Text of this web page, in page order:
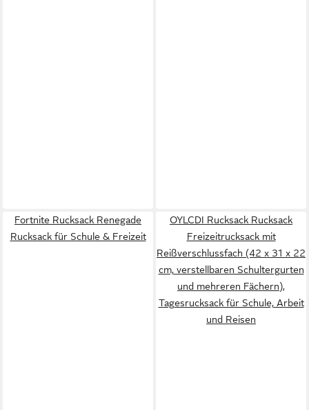
Fortnite Rucksack Renegade
Rucksack für Schule & Freizeit
OYLCDI Rucksack Rucksack
Freizeitrucksack mit
Reißverschlussfach (42 x 31 x 22
cm, verstellbaren Schultergurten
und mehreren Fächern),
Tagesrucksack für Schule, Arbeit
und Reisen